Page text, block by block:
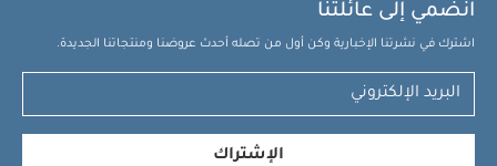
انضمي إلى عائلتنا
اشترك في نشرتنا الإخبارية وكن أول من تصله أحدث عروضنا ومنتجاتنا الجديدة.
الإشتراك